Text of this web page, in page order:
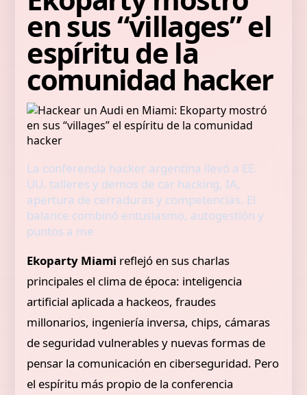
en sus “villages” el
espíritu de la
comunidad hacker
La conferencia hacker argentina llevó a EE.
UU. talleres y demos de car hacking, IA,
apertura de cerraduras y competencias. El
balance combinó entusiasmo, autogestión y
puntos a me
Ekoparty Miami reflejó en sus charlas
principales el clima de época: inteligencia
artificial aplicada a hackeos, fraudes
millonarios, ingeniería inversa, chips, cámaras
de seguridad vulnerables y nuevas formas de
pensar la comunicación en ciberseguridad. Pero
el espíritu más propio de la conferencia